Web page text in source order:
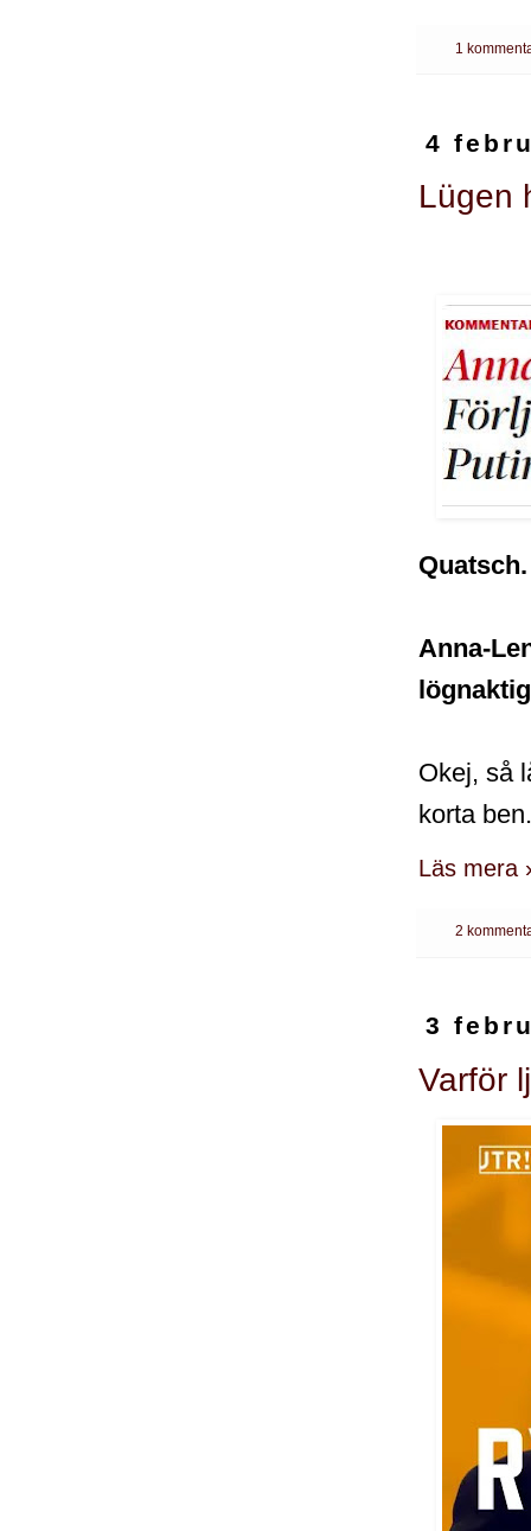
1
4
Lügen
Anna-
Okej, så
korta ben.
Läs mera
2
3
Varför